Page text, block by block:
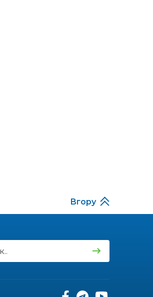
Інформація про
мешканцям Бахмутської
Вгору